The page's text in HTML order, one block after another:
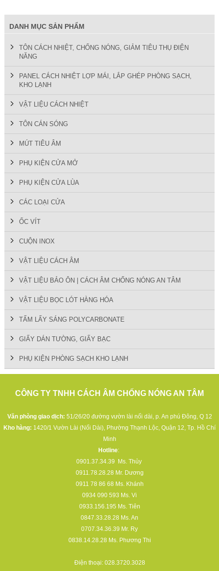
DANH MỤC SẢN PHẨM
TÔN CÁCH NHIỆT, CHỐNG NÓNG, GIẢM TIÊU THỤ ĐIỆN
NĂNG
PANEL CÁCH NHIỆT LỢP MÁI, LẮP GHÉP PHÒNG SẠCH,
KHO LẠNH
VẬT LIỆU CÁCH NHIỆT
TÔN CÁN SÓNG
MÚT TIÊU ÂM
PHỤ KIỆN CỬA MỞ
PHỤ KIỆN CỬA LÙA
CÁC LOẠI CỬA
ỐC VÍT
CUỘN INOX
VẬT LIỆU CÁCH ÂM
VẬT LIỆU BẢO ÔN | CÁCH ÂM CHỐNG NÓNG AN TÂM
VẬT LIỆU BỌC LÓT HÀNG HÓA
TẤM LẤY SÁNG POLYCARBONATE
GIẤY DÁN TƯỜNG, GIẤY BẠC
PHỤ KIỆN PHÒNG SẠCH KHO LẠNH
CÔNG TY TNHH CÁCH ÂM CHỐNG NÓNG AN TÂM
Văn phòng giao dịch: 51/26/20 đường vườn lài nối dài, p. An phú Đông, Q 12
Kho hàng: 1420/1 Vườn Lài (Nối Dài), Phường Thạnh Lộc, Quận 12, Tp. Hồ Chí
Minh
Hotline:
0901.37.34.39
Ms. Thủy
0911.78.28.28 Mr. Dương
0911 78 86 68 Ms. Khánh
0934 090 593 Ms. Vi
0933.156.195 Ms. Tiên
0847.33.28.28 Ms. An
0707.34.36.39 Mr. Ry
0838.14.28.28 Ms. Phương Thi
Điện thoại: 028.3720.3028